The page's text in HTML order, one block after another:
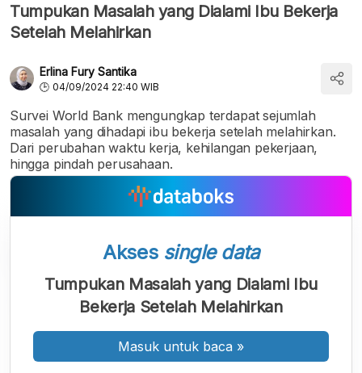
Tumpukan Masalah yang Dialami Ibu Bekerja
Setelah Melahirkan
Erlina Fury Santika
04/09/2024 22:40 WIB
Survei World Bank mengungkap terdapat sejumlah
masalah yang dihadapi ibu bekerja setelah melahirkan.
Dari perubahan waktu kerja, kehilangan pekerjaan,
hingga pindah perusahaan.
Akses single data
Tumpukan Masalah yang Dialami Ibu
Bekerja Setelah Melahirkan
Masuk untuk baca »